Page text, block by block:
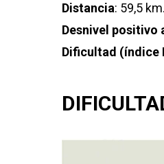
Distancia: 59,5 km.
Desnivel positivo
Dificultad (índice